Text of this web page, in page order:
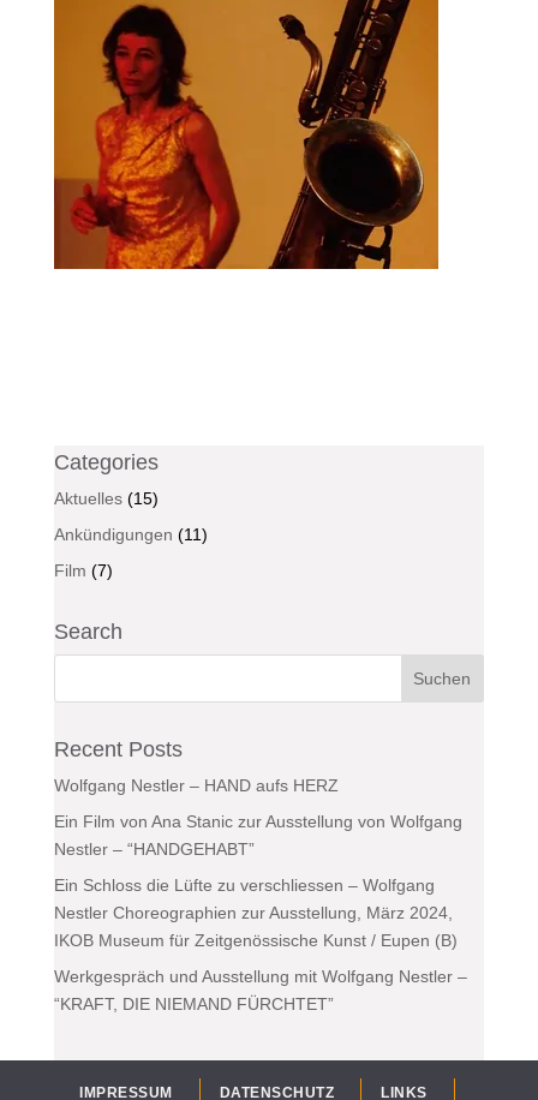
Categories
Aktuelles(15)
Ankündigungen (11)
Film (7)
Search
Recent Posts
Wolfgang Nestler – HAND aufs HERZ
Ein Film von Ana Stanic zur Ausstellung von Wolfgang
Nestler – “HANDGEHABT”
Ein Schloss die Lüfte zu verschliessen – Wolfgang
Nestler Choreographien zur Ausstellung, März 2024,
IKOB Museum für Zeitgenössische Kunst / Eupen (B)
Werkgespräch und Ausstellung mit Wolfgang Nestler –
“KRAFT, DIE NIEMAND FÜRCHTET”
IMPRESSUM DATENSCHUTZ LINKS